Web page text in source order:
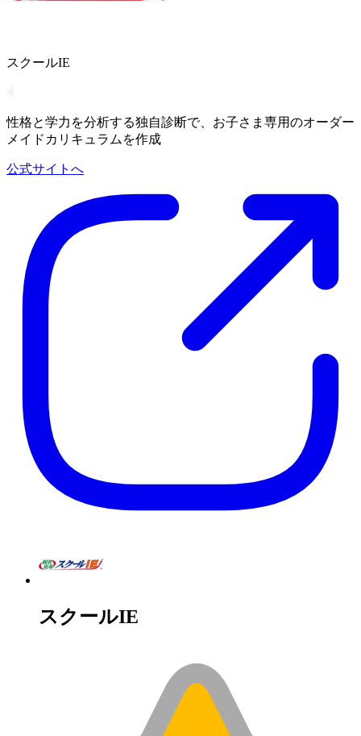
スクールIE
性格と学力を分析する独自診断で、お子さま専用のオーダー
メイドカリキュラムを作成
公式サイトへ
スクールIE